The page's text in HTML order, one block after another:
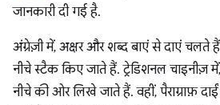
जानकारी दी गई है.
अंग्रेज़ी में, अक्षर और शब्द बाएं से दाएं चलते
नीचे स्टैक किए जाते हैं. ट्रेडिशनल चाइनीज़
नीचे की ओर लिखे जाते हैं. वहीं, पैराग्राफ़